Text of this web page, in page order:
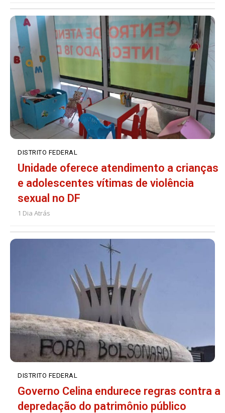
DISTRITO FEDERAL
Unidade oferece atendimento a crianças
e adolescentes vítimas de violência
sexual no DF
1 Dia Atrás
DISTRITO FEDERAL
Governo Celina endurece regras contra a
depredação do patrimônio público